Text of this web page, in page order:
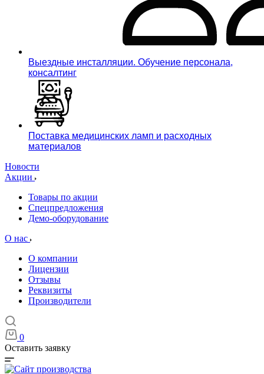
Выездные инсталляции. Обучение персонала,
консалтинг
Поставка медицинских ламп и расходных
материалов
Новости
Акции
Товары по акции
Спецпредложения
Демо-оборудование
О нас
О компании
Лицензии
Отзывы
Реквизиты
Производители
0
Оставить заявку